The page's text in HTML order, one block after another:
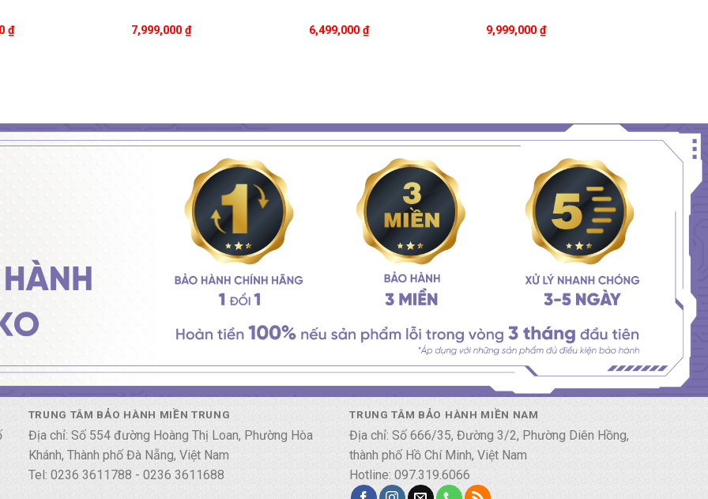
₫ 7,999,000₫ 6,499,000 ₫ 9,999,000 ₫
TRUNG TÂM BẢO HÀNH MIỀN TRUNG
Địa chỉ: Số 554 đường Hoàng Thị Loan, Phường Hòa
Khánh, Thành phố Đà Nẵng, Việt Nam
Tel: 0236 3611788 - 0236 3611688
TRUNG TÂM BẢO HÀNH MIỀN NAM
Địa chỉ: Số 666/35, Đường 3/2, Phường Diên Hồng,
thành phố Hồ Chí Minh, Việt Nam
Hotline: 097.319.6066